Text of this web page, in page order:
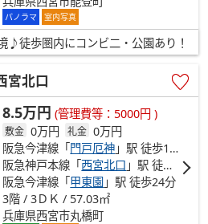
パノラマ 室内写真
徒歩圏内にコンビ二・公園あり！
宮北口
8.5万円 (管理費等：5000円 )
敷金 0万円 礼金 0万円
阪急今津線「門戸厄神 」駅 徒歩10分
阪急神戸本線「西宮北口 」駅 徒歩15分
阪急今津線「甲東園 」駅 徒歩24分
3階 / 3ＤＫ / 57.03㎡
兵庫県西宮市丸橋町